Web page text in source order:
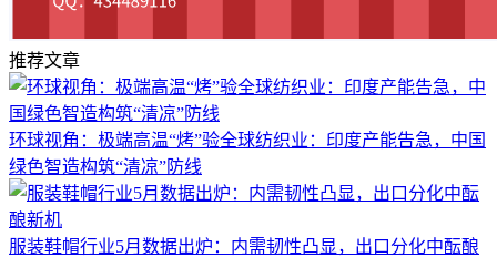
推荐文章
环球视角：极端高温“烤”验全球纺织业：印度产能告急，中国
绿色智造构筑“清凉”防线
服装鞋帽行业5月数据出炉：内需韧性凸显，出口分化中酝酿